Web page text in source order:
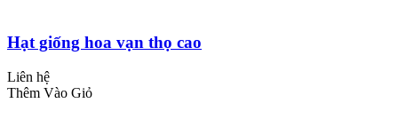
Hạt giống hoa vạn thọ cao
Liên hệ
Thêm Vào Giỏ